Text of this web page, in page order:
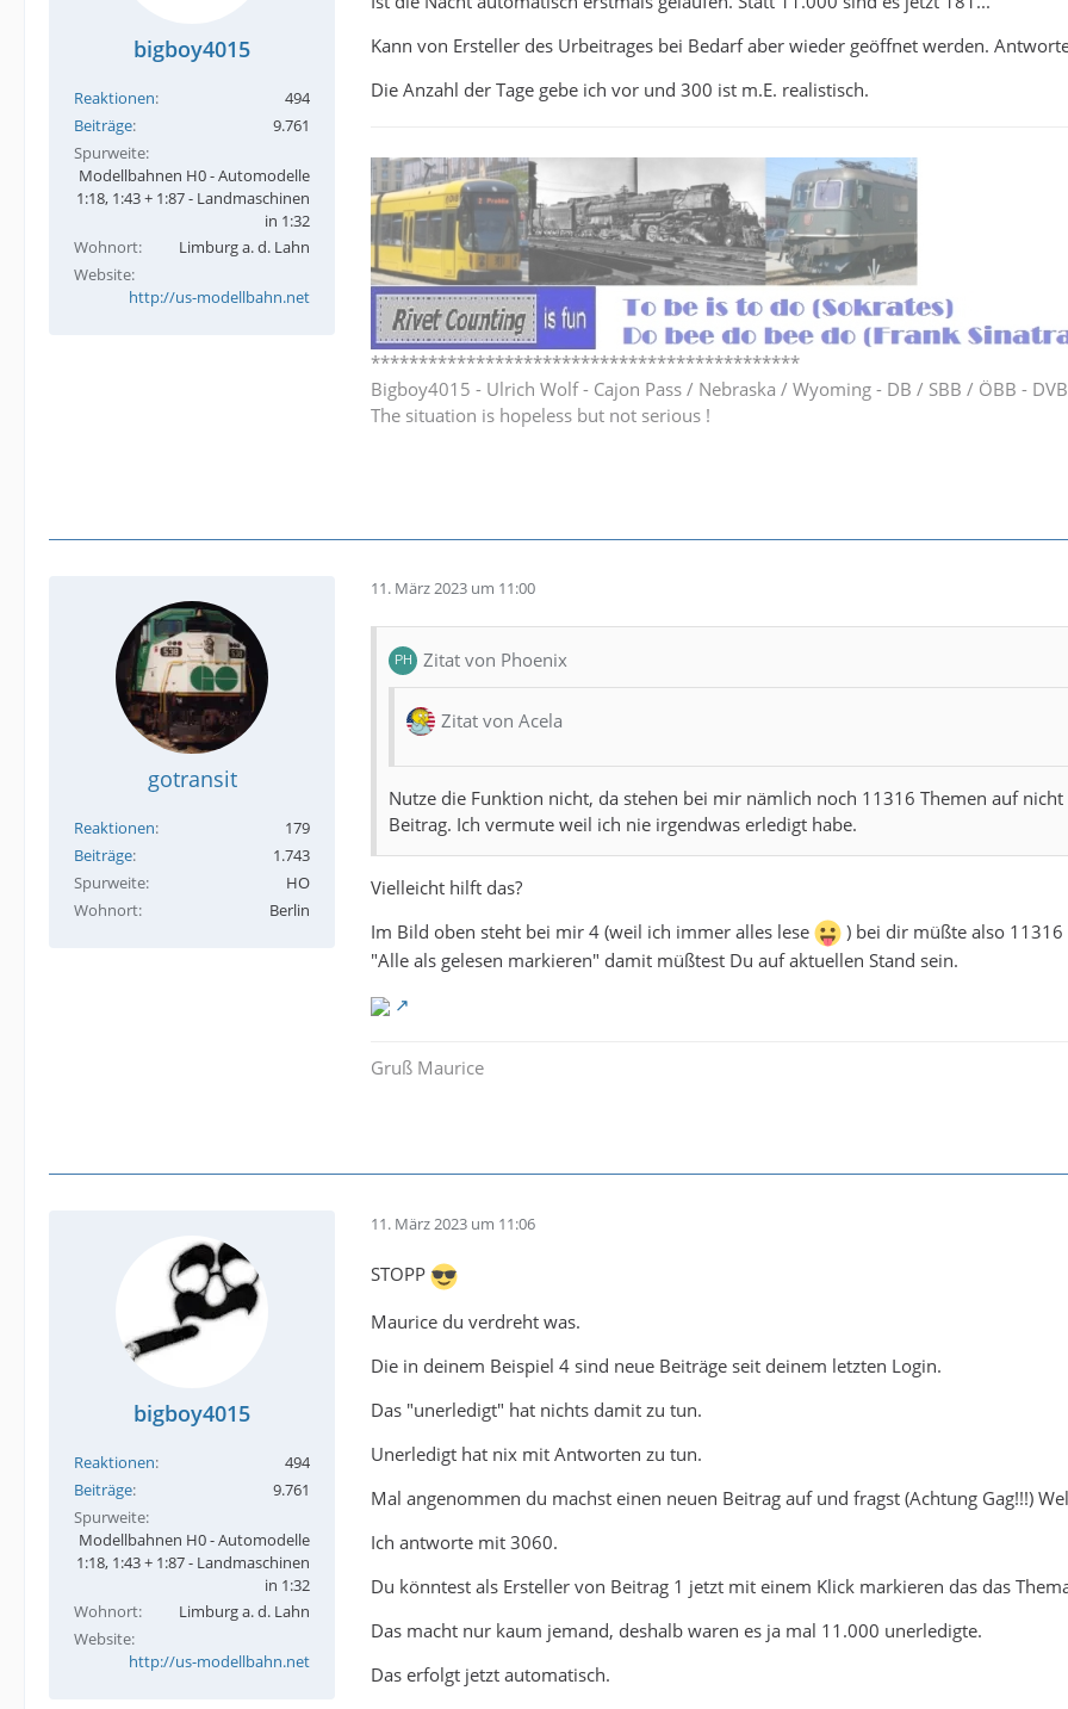
bigboy4015
Reaktionen
494
Beiträge
9.761
Spurweite
Modellbahnen H0 - Automodelle
1:18, 1:43 + 1:87 - Landmaschinen
in 1:32
Wohnort
Limburg a. d. Lahn
Website
http://us-modellbahn.net
Kann von Ersteller des Urbeitrages bei Bedarf aber wieder geöffnet werden.
Die Anzahl der Tage gebe ich vor und 300 ist m.E. realistisch.
*********************************************
Bigboy4015 - Ulrich Wolf - Cajon Pass / Nebraska / Wyoming - DB / SBB / ÖBB -
The situation is hopeless but not serious !
gotransit
Reaktionen
179
Beiträge
1.743
Spurweite
HO
Wohnort
Berlin
11. März 2023 um 11:00
Zitat von Phoenix
Zitat von Acela
Nutze die Funktion nicht, da stehen bei mir nämlich noch 11316 Themen auf
Beitrag. Ich vermute weil ich nie irgendwas erledigt habe.
Vielleicht hilft das?
Im Bild oben steht bei mir 4 (weil ich immer alles lese
) bei dir müßte also
"Alle als gelesen markieren" damit müßtest Du auf aktuellen Stand sein.
Gruß Maurice
bigboy4015
Reaktionen
494
Beiträge
9.761
Spurweite
Modellbahnen H0 - Automodelle
1:18, 1:43 + 1:87 - Landmaschinen
in 1:32
Wohnort
Limburg a. d. Lahn
Website
http://us-modellbahn.net
11. März 2023 um 11:06
STOPP
Maurice du verdreht was.
Die in deinem Beispiel 4 sind neue Beiträge seit deinem letzten Login.
Das "unerledigt" hat nichts damit zu tun.
Unerledigt hat nix mit Antworten zu tun.
Mal angenommen du machst einen neuen Beitrag auf und fragst (Achtung Gag!!!)
Ich antworte mit 3060.
Du könntest als Ersteller von Beitrag 1 jetzt mit einem Klick markieren das das
Das macht nur kaum jemand, deshalb waren es ja mal 11.000 unerledigte.
Das erfolgt jetzt automatisch.